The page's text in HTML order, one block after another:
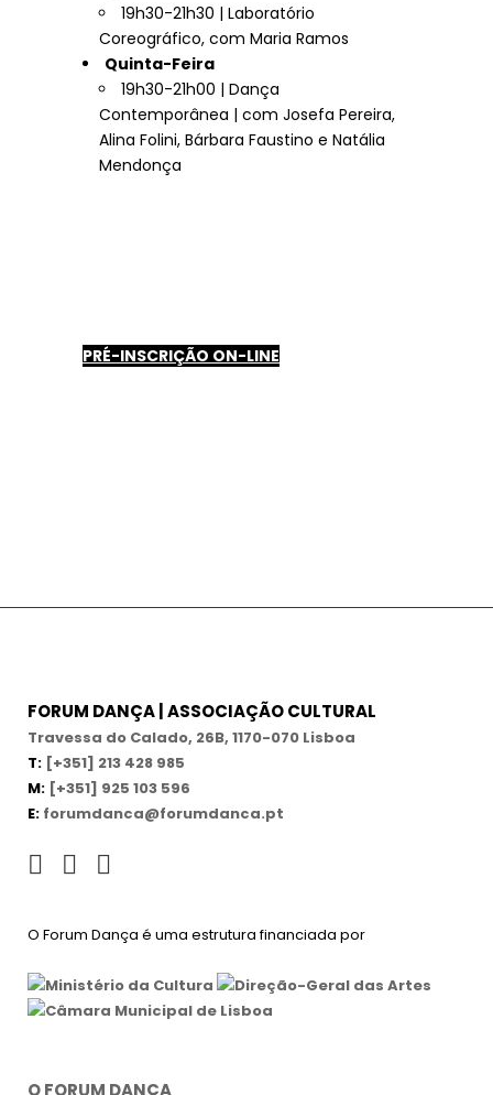
19h30-21h30 | Laboratório
Coreográfico, com Maria Ramos
Quinta-Feira
19h30-21h00 | Dança
Contemporânea | com Josefa Pereira,
Alina Folini, Bárbara Faustino e Natália
Mendonça
PRÉ-INSCRIÇÃO ON-LINE
FORUM DANÇA | ASSOCIAÇÃO CULTURAL
Travessa do Calado, 26B, 1170-070 Lisboa
T: [+351] 213 428 985
M: [+351] 925 103 596
E: forumdanca@forumdanca.pt
O Forum Dança é uma estrutura financiada por
O FORUM DANÇA